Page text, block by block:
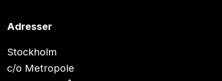
Adresser
Stockholm
c/o Metropole